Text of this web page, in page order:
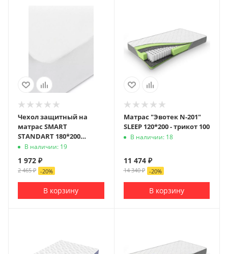
Чехол защитный на
матрас SMART
STANDART 180*200
(хлопок 100%)
В наличии: 19
1 972 ₽
2 465₽ -20%
В корзину
Матрас "Эвотек N-201"
SLEEP 120*200 - трикот 100
В наличии: 18
11 474₽
14 340₽ -20%
В корзину